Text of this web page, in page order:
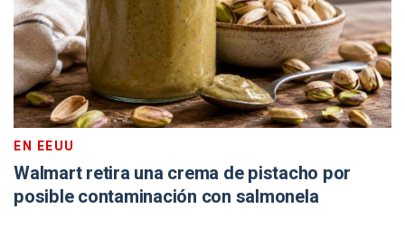
EN EEUU
Walmart retira una crema de pistacho por
posible contaminación con salmonela